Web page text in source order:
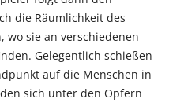
die Räumlichkeit des
wo sie an verschiedenen
Gelegentlich schießen
auf die Menschen in
sich unter den Opfern